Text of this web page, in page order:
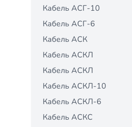
Кабель АСГ-10
Кабель АСГ-6
Кабель АСК
Кабель АСКЛ
Кабель АСКЛ
Кабель АСКЛ-10
Кабель АСКЛ-6
Кабель АСКС